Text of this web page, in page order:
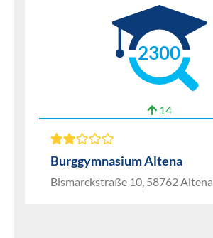
2300
14
Burggymnasium Altena
Bismarckstraße 10, 58762 Altena